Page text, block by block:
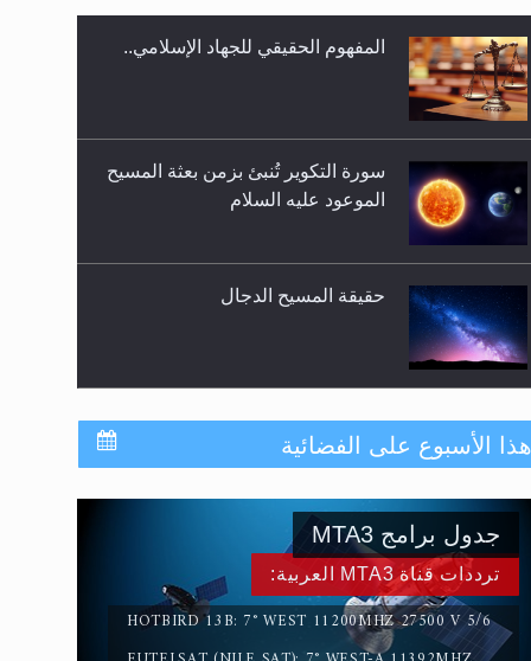
فتوى أمير المؤمنين الميرزا مسرور
المفهوم الحقيقي للجهاد الإسلامي..
سورة التكوير تُنبئ بزمن بعثة المسيح
الموعود عليه السلام
حقيقة المسيح الدجال
القرآن قاضٍ وحكمٌ على السنة
ومهيمنٌ عليها.. ليس العكس
لا ناسخ ولا منسوخ في القرآن الكريم
هذا الأسبوع على الفضائية
ترددات قناة MTA3 العربية:
HOTBIRD 13B: 7° WEST 11200MHZ 27500 V 5/6
جدول برامج MTA3